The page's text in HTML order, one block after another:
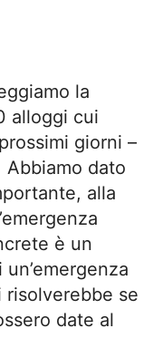
la
alloggi cui
giorni –
Abbiamo dato
alla
è un
risolverebbe se
date al